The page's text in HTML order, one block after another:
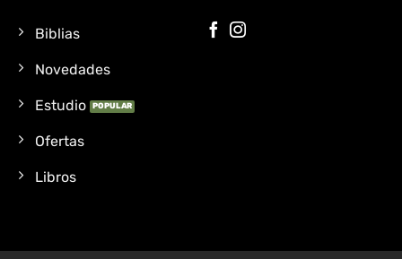
Biblias
Novedades
Estudio
Ofertas
Libros